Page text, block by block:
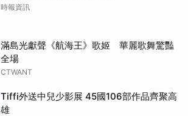
時報資訊
滿島光獻聲《航海王》歌姬 華麗歌舞驚豔
全場
CTWANT
Tiffi外送中兒少影展 45國106部作品齊聚高
雄